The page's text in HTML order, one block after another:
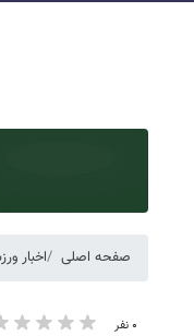
صفحه اصلی اخبار
۰ نفر